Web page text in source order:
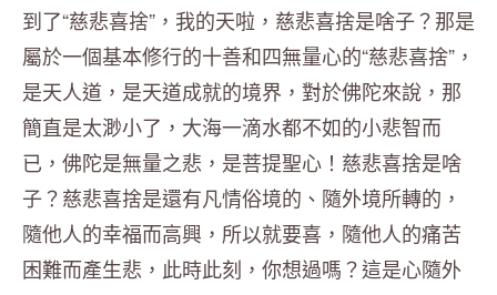
到了“慈悲喜捨”，我的天啦，慈悲喜捨是啥子？那是
屬於一個基本修行的十善和四無量心的“慈悲喜捨”，
是天人道，是天道成就的境界，對於佛陀來說，那
簡直是太渺小了，大海一滴水都不如的小悲智而
已，佛陀是無量之悲，是菩提聖心！慈悲喜捨是啥
子？慈悲喜捨是還有凡情俗境的、隨外境所轉的，
隨他人的幸福而高興，所以就要喜，隨他人的痛苦
困難而產生悲，此時此刻，你想過嗎？這是心隨外